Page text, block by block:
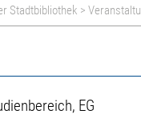
Stadtbibliothek >
EG